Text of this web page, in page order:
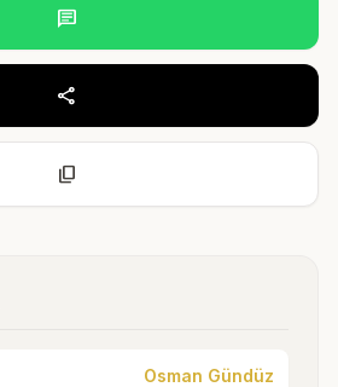
chat
share
content_copy
Osman Gündüz